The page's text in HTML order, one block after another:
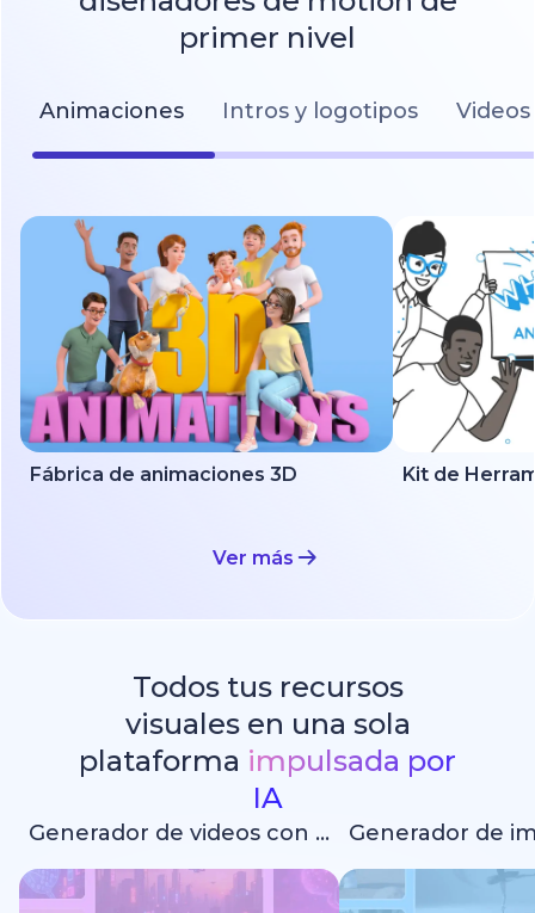
primer nivel
Animaciones Intros y logotipos
Fábrica de animaciones 3D
Ver más
Todos tus recursos
visuales en una sola
plataforma impulsada por
IA
Generador de videos con IA